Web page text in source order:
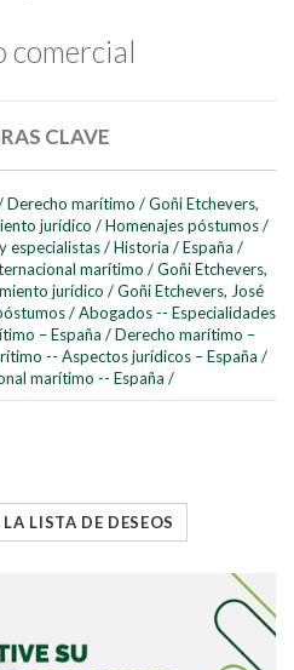
comercial
CLAVE
Derecho marítimo / Goñi Etchevers,
jurídico /Homenajes póstumos/
especialistas / Historia / España /
marítimo /Goñi Etchevers,
jurídico / Goñi Etchevers, José
/ Abogados -- Especialidades
– España / Derecho marítimo –
-- Aspectos jurídicos – España /
marítimo -- España /
LISTA DE DESEOS